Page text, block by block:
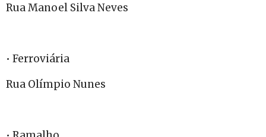
Rua Manoel Silva Neves
• Ferroviária
Rua Olímpio Nunes